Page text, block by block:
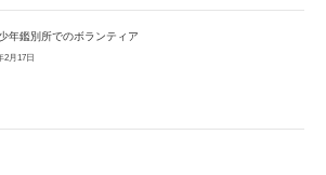
年鑑別所でのボランティア
2月17日